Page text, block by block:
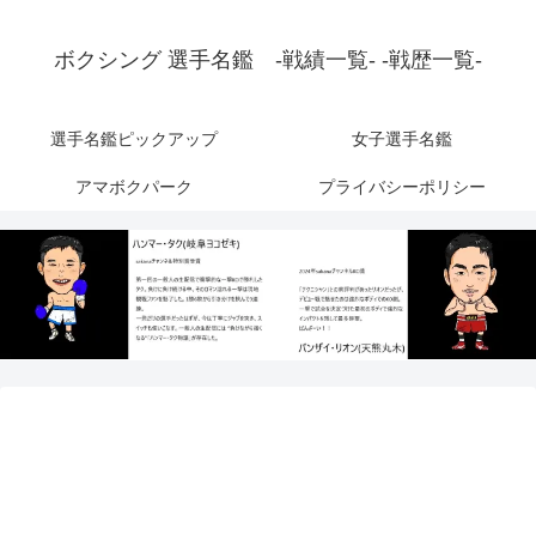
ボクシング 選手名鑑 -戦績一覧- -戦歴一覧-
選手名鑑ピックアップ 女子選手名鑑
アマボクパーク プライバシーポリシー